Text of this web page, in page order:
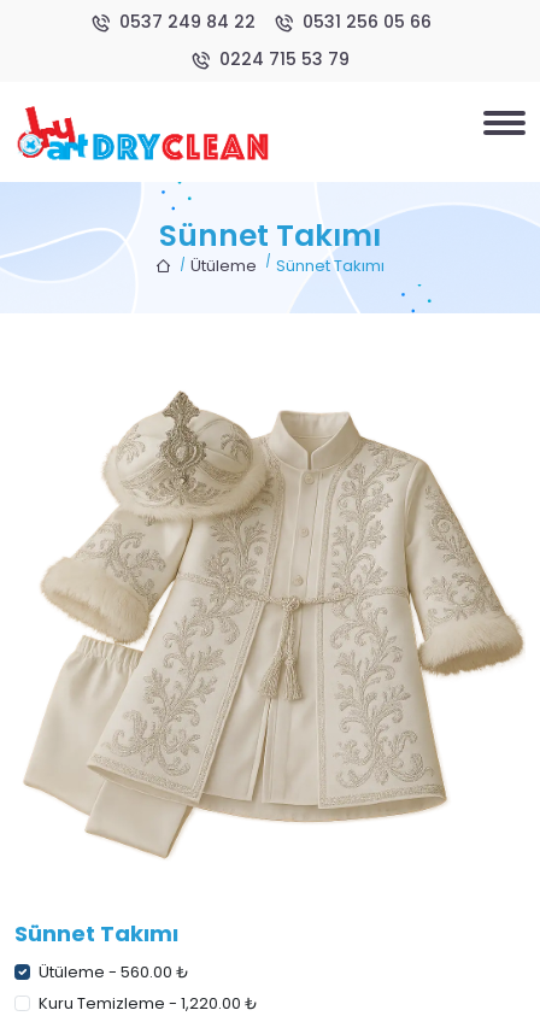
0537 249 84 22
0531 256 05 66
0224 715 53 79
Sünnet Takımı
Ütüleme Sünnet Takımı
Sünnet Takımı
Ütüleme - 560.00 ₺
Kuru Temizleme - 1,220.00 ₺